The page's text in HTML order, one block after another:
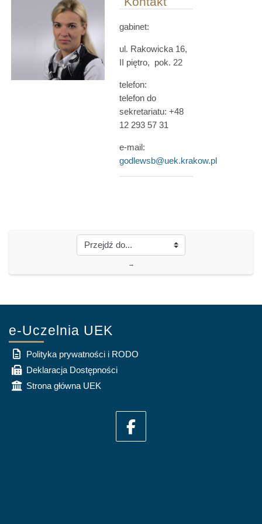
gabinet:
ul. Rakowicka 16,
II piętro, pok. 22
telefon:
telefon do
sekretariatu: +48
12 293 57 31
e-mail:
godlewsb@uek.krakow.pl
→
e-Uczelnia UEK
Polityka prywatności i RODO
Deklaracja Dostępności
Strona główna UEK